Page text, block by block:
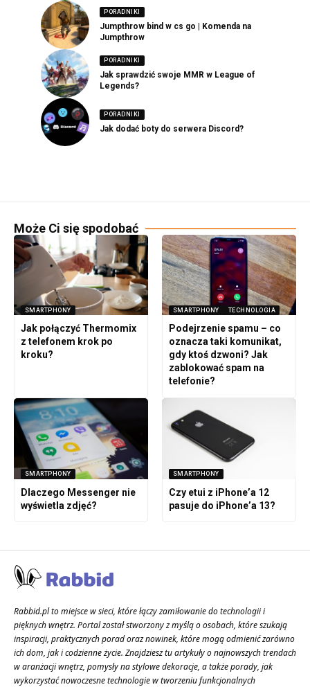
PORADNIKI
Jumpthrow bind w cs go | Komenda na
Jumpthrow
PORADNIKI
Jak sprawdzić swoje MMR w League of
Legends?
PORADNIKI
Jak dodać boty do serwera Discord?
Może Ci się spodobać
SMARTPHONY
Jak połączyć Thermomix
z telefonem krok po
kroku?
SMARTPHONY TECHNOLOGIA
Podejrzenie spamu – co
oznacza taki komunikat,
gdy ktoś dzwoni? Jak
zablokować spam na
telefonie?
SMARTPHONY
Dlaczego Messenger nie
wyświetla zdjęć?
SMARTPHONY
Czy etui z iPhone’a 12
pasuje do iPhone’a 13?
Rabbid.pl to miejsce w sieci, które łączy zamiłowanie do technologii i
pięknych wnętrz. Portal został stworzony z myślą o osobach, które szukają
inspiracji, praktycznych porad oraz nowinek, które mogą odmienić zarówno
ich dom, jak i codzienne życie. Znajdziesz tu artykuły o najnowszych trendach
w aranżacji wnętrz, pomysły na stylowe dekoracje, a także porady, jak
wykorzystać nowoczesne technologie w tworzeniu funkcjonalnych